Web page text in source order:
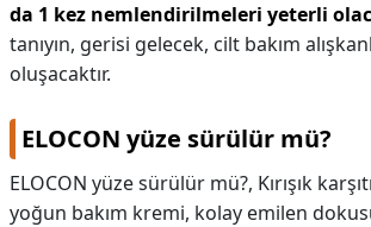
da 1 kez nemlendirilmeleri yeterli
tanıyın, gerisi gelecek, cilt bakım
oluşacaktır.
ELOCON yüze sürülür mü?
ELOCON yüze sürülür mü?, Kırışık
yoğun bakım kremi, kolay emilen